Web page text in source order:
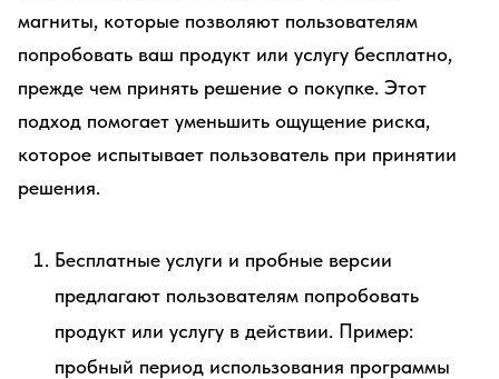
магниты, которые позволяют пользователям
попробовать ваш продукт или услугу бесплатно,
прежде чем принять решение о покупке. Этот
подход помогает уменьшить ощущение риска,
которое испытывает пользователь при принятии
решения.
Бесплатные услуги и пробные версии
предлагают пользователям попробовать
продукт или услугу в действии. Пример:
пробный период использования программы